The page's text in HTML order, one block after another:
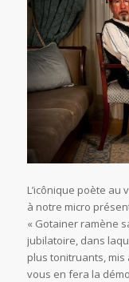
L’icônique poète au
à notre micro
« Gotainer ramène
jubilatoire, dans
plus tonitruants,
vous en fera la